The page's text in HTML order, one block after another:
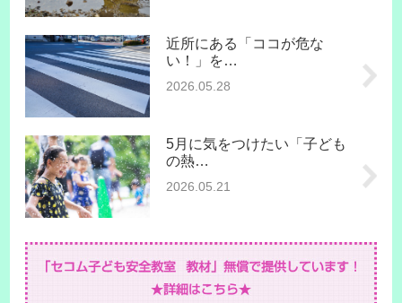
近所にある「ココが危な
い！」を…
2026.05.28
5月に気をつけたい「子ども
の熱…
2026.05.21